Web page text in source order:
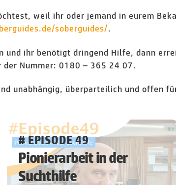
weil ihr oder jemand in eurem
soberguides/.
und ihr benötigt dringend Hilfe, dann
der Nummer: 0180 – 365 24 07.
unabhängig, überparteilich und offen
# EPISODE 49
Pionierarbeit in der
Suchthilfe